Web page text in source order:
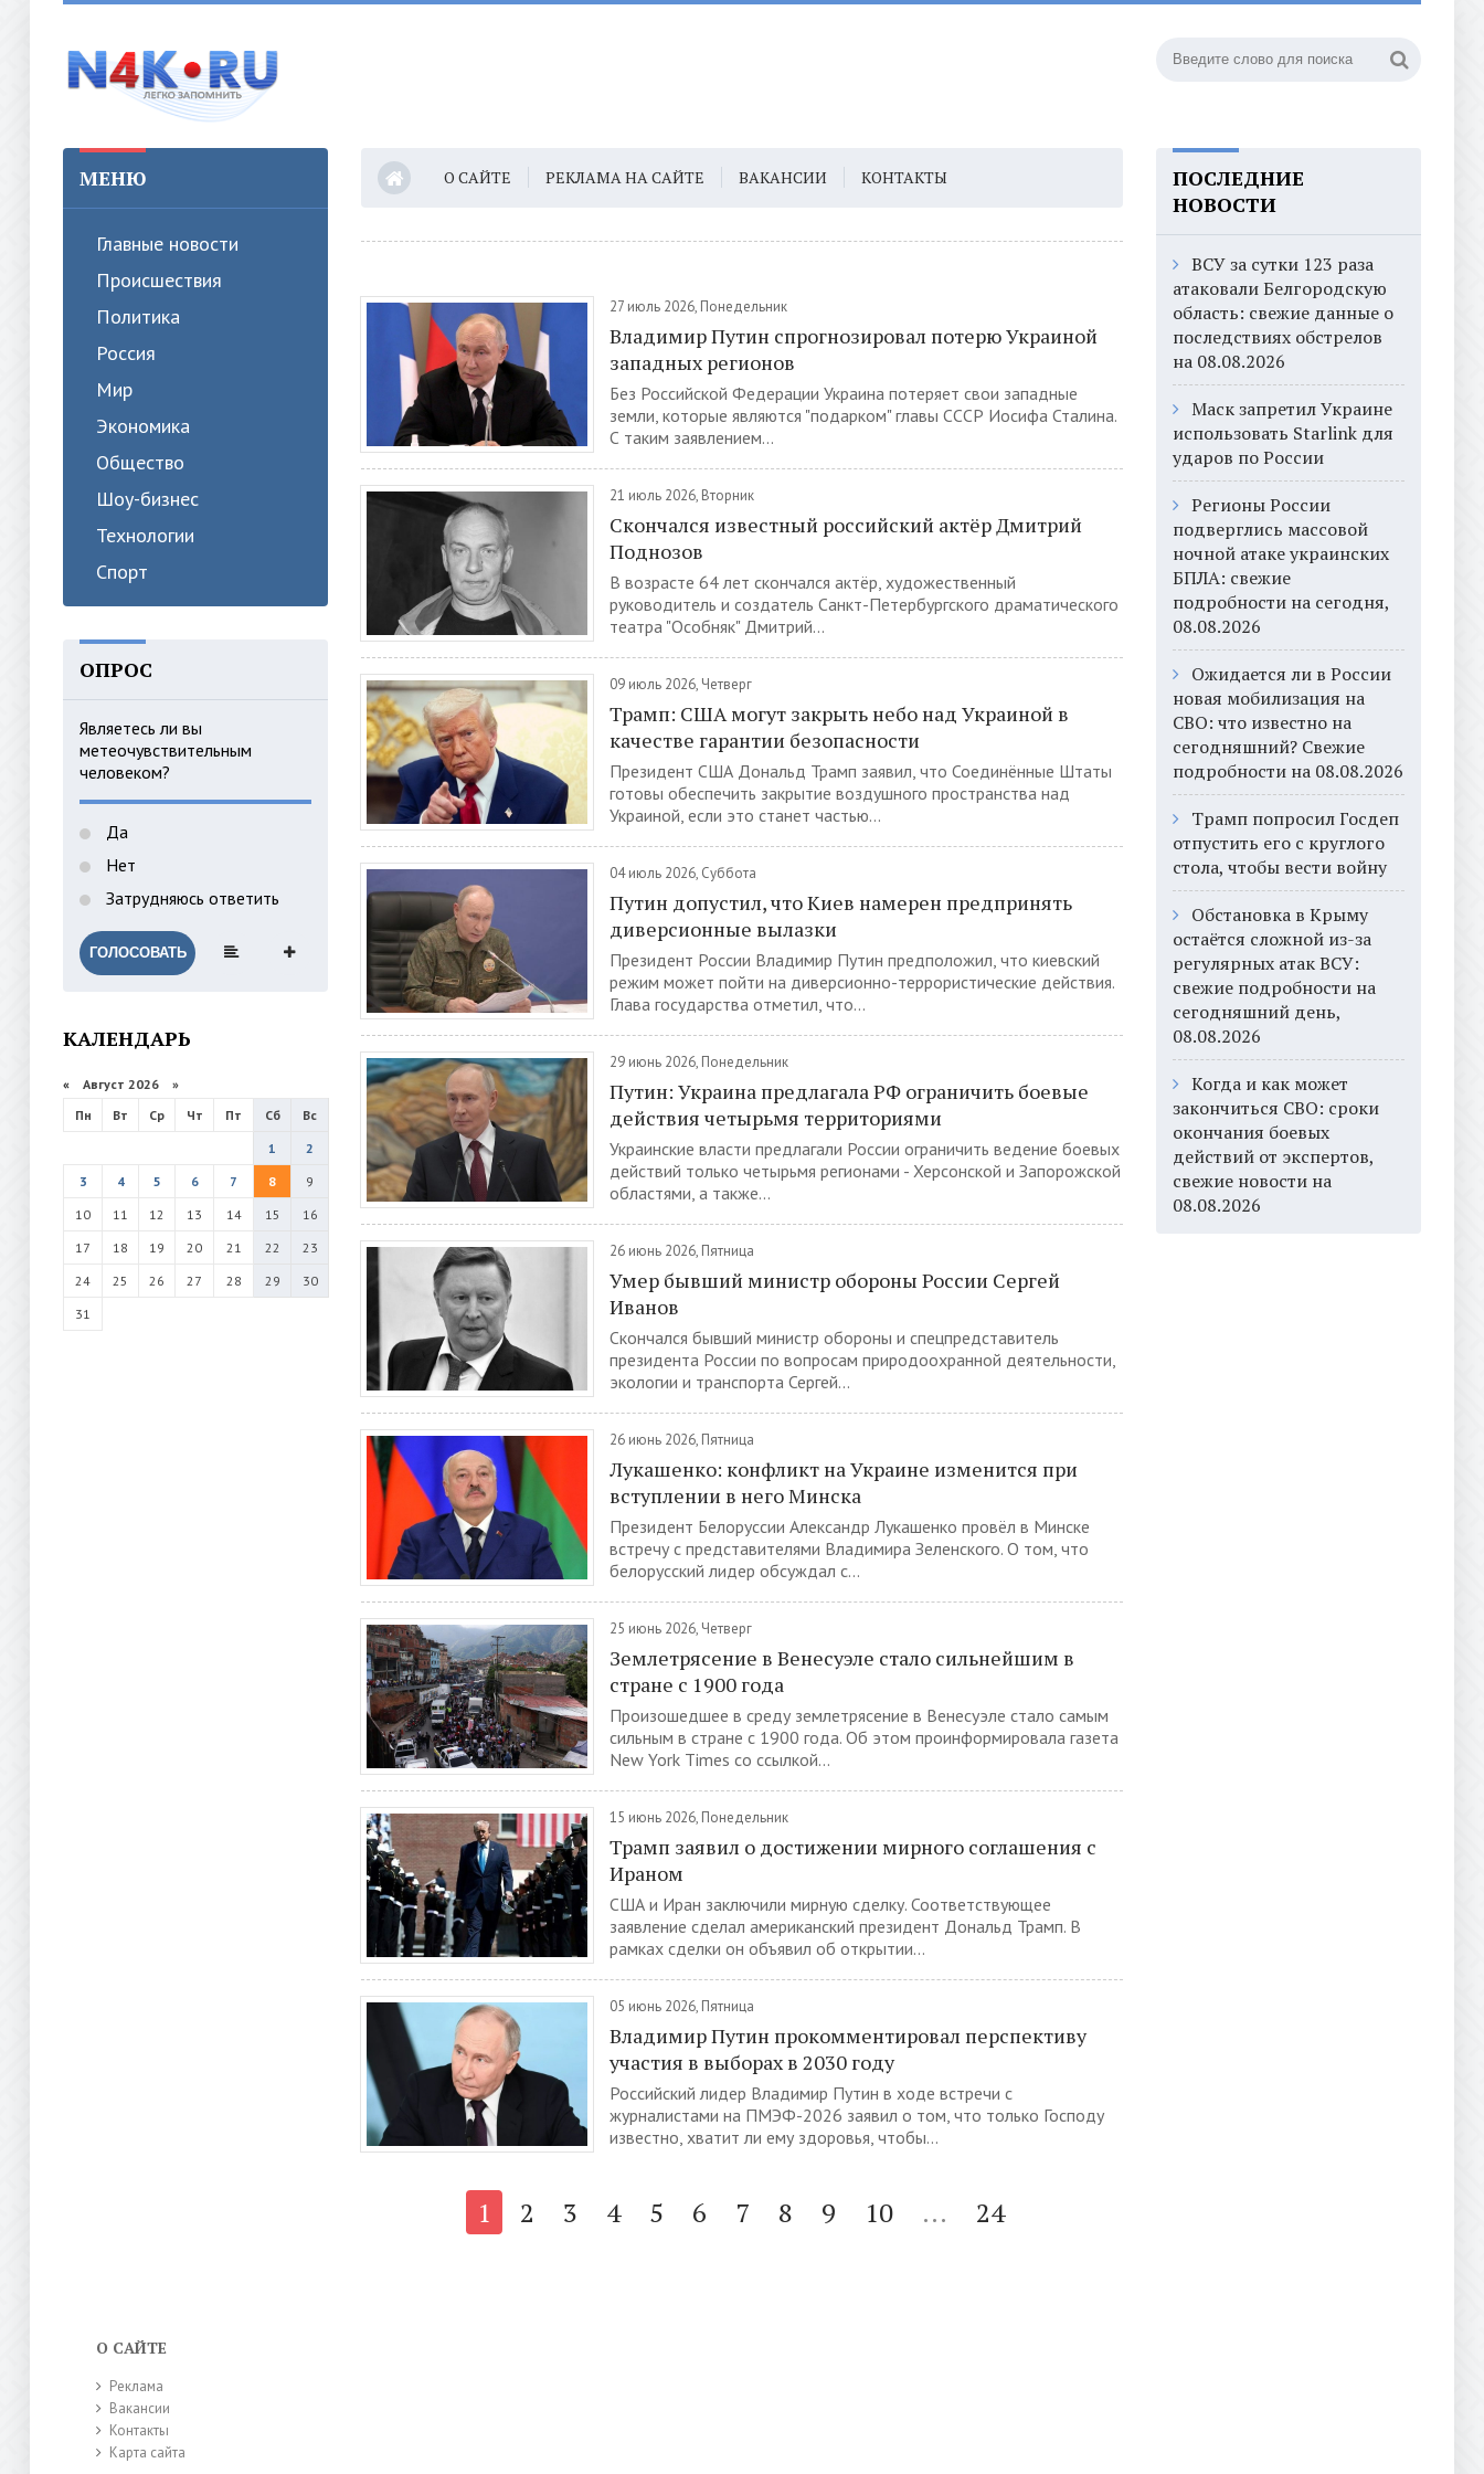
МЕНЮ
Главные новости
Происшествия
Политика
Россия
Мир
Экономика
Общество
Шоу-бизнес
Технологии
Спорт
ОПРОС
Являетесь ли вы
метеочувствительным
человеком?
Да
Нет
Затрудняюсь ответить
ГОЛОСОВАТЬ
КАЛЕНДАРЬ
« Август 2026 »
Пн
Вт Ср Чт Пт Сб
Вс
1
2
3
4 5 6 7 8
9
10
11 12 13 14 15
16
17
18 19 20 21 22
23
24
25 26 27 28 29
30
31
О САЙТЕ РЕКЛАМА НА САЙТЕ ВАКАНСИИ КОНТАКТЫ
27 июль 2026, Понедельник
Владимир Путин спрогнозировал потерю Украиной
западных регионов
Без Российской Федерации Украина потеряет свои западные
земли, которые являются "подарком" главы СССР Иосифа Сталина.
С таким заявлением...
21 июль 2026, Вторник
Скончался известный российский актёр Дмитрий
Поднозов
В возрасте 64 лет скончался актёр, художественный
руководитель и создатель Санкт-Петербургского драматического
театра "Особняк" Дмитрий...
09 июль 2026, Четверг
Трамп: США могут закрыть небо над Украиной в
качестве гарантии безопасности
Президент США Дональд Трамп заявил, что Соединённые Штаты
готовы обеспечить закрытие воздушного пространства над
Украиной, если это станет частью...
04 июль 2026, Суббота
Путин допустил, что Киев намерен предпринять
диверсионные вылазки
Президент России Владимир Путин предположил, что киевский
режим может пойти на диверсионно-террористические действия.
Глава государства отметил, что...
29 июнь 2026, Понедельник
Путин: Украина предлагала РФ ограничить боевые
действия четырьмя территориями
Украинские власти предлагали России ограничить ведение боевых
действий только четырьмя регионами - Херсонской и Запорожской
областями, а также...
26 июнь 2026, Пятница
Умер бывший министр обороны России Сергей
Иванов
Скончался бывший министр обороны и спецпредставитель
президента России по вопросам природоохранной деятельности,
экологии и транспорта Сергей...
26 июнь 2026, Пятница
Лукашенко: конфликт на Украине изменится при
вступлении в него Минска
Президент Белоруссии Александр Лукашенко провёл в Минске
встречу с представителями Владимира Зеленского. О том, что
белорусский лидер обсуждал с...
25 июнь 2026, Четверг
Землетрясение в Венесуэле стало сильнейшим в
стране с 1900 года
Произошедшее в среду землетрясение в Венесуэле стало самым
сильным в стране с 1900 года. Об этом проинформировала газета
New York Times со ссылкой...
15 июнь 2026, Понедельник
Трамп заявил о достижении мирного соглашения с
Ираном
США и Иран заключили мирную сделку. Соответствующее
заявление сделал американский президент Дональд Трамп. В
рамках сделки он объявил об открытии...
05 июнь 2026, Пятница
Владимир Путин прокомментировал перспективу
участия в выборах в 2030 году
Российский лидер Владимир Путин в ходе встречи с
журналистами на ПМЭФ-2026 заявил о том, что только Господу
известно, хватит ли ему здоровья, чтобы...
1 2 3 4 5 6 7 8 9 10 ... 24
ПОСЛЕДНИЕ
НОВОСТИ
ВСУ за сутки 123 раза
атаковали Белгородскую
область: свежие данные о
последствиях обстрелов
на 08.08.2026
Маск запретил Украине
использовать Starlink для
ударов по России
Регионы России
подверглись массовой
ночной атаке украинских
БПЛА: свежие
подробности на сегодня,
08.08.2026
Ожидается ли в России
новая мобилизация на
СВО: что известно на
сегодняшний? Свежие
подробности на 08.08.2026
Трамп попросил Госдеп
отпустить его с круглого
стола, чтобы вести войну
Обстановка в Крыму
остаётся сложной из-за
регулярных атак ВСУ:
свежие подробности на
сегодняшний день,
08.08.2026
Когда и как может
закончиться СВО: сроки
окончания боевых
действий от экспертов,
свежие новости на
08.08.2026
О САЙТЕ
Реклама
Вакансии
Контакты
Карта сайта